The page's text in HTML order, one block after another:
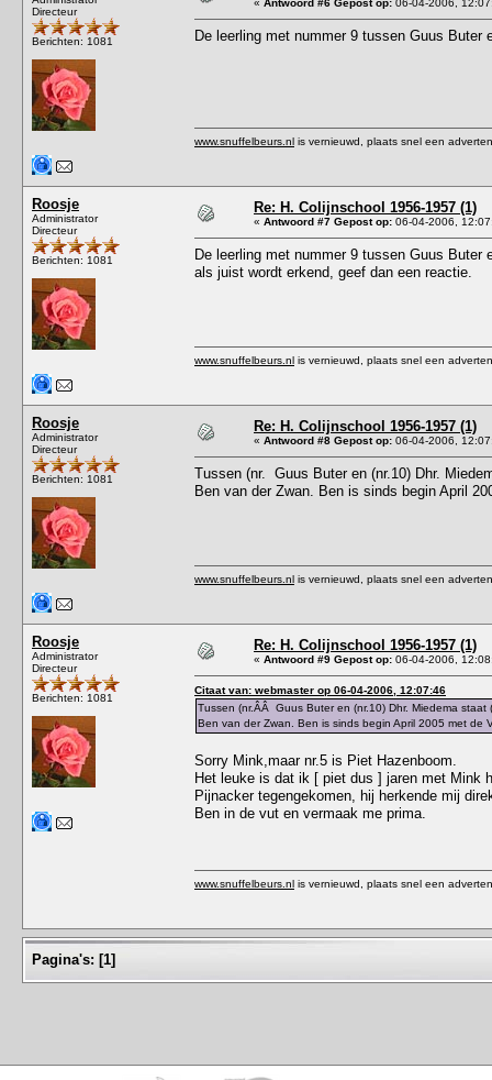
Directeur
Berichten: 1081
« Antwoord #6 Gepost op: 06-04-2006,
De leerling met nummer 9 tussen Guus
www.snuffelbeurs.nl is vernieuwd, plaats snel een
Roosje
Administrator
Directeur
Berichten: 1081
Re: H. Colijnschool 1956-1957 (1)
« Antwoord #7 Gepost op: 06-04-2006,
De leerling met nummer 9 tussen Guus
als juist wordt erkend, geef dan een reactie.
www.snuffelbeurs.nl is vernieuwd, plaats snel een
Roosje
Administrator
Directeur
Berichten: 1081
Re: H. Colijnschool 1956-1957 (1)
« Antwoord #8 Gepost op: 06-04-2006,
Tussen (nr. Guus Buter en (nr.10) Dhr.
Ben van der Zwan. Ben is sinds begin April
www.snuffelbeurs.nl is vernieuwd, plaats snel een
Roosje
Administrator
Directeur
Berichten: 1081
Re: H. Colijnschool 1956-1957 (1)
« Antwoord #9 Gepost op: 06-04-2006,
Citaat van: webmaster op 06-04-2006, 12:07:46
Tussen (nr.ÂÂ Guus Buter en (nr.10) Dhr. Miedema staat
Ben van der Zwan. Ben is sinds begin April 2005 met de
Sorry Mink,maar nr.5 is Piet Hazenboom.
Het leuke is dat ik [ piet dus ] jaren met Mink
Pijnacker tegengekomen, hij herkende mij
Ben in de vut en vermaak me prima.
www.snuffelbeurs.nl is vernieuwd, plaats snel een
Pagina's: [1]